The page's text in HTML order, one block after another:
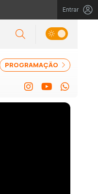
Entrar
PROGRAMAÇÃO